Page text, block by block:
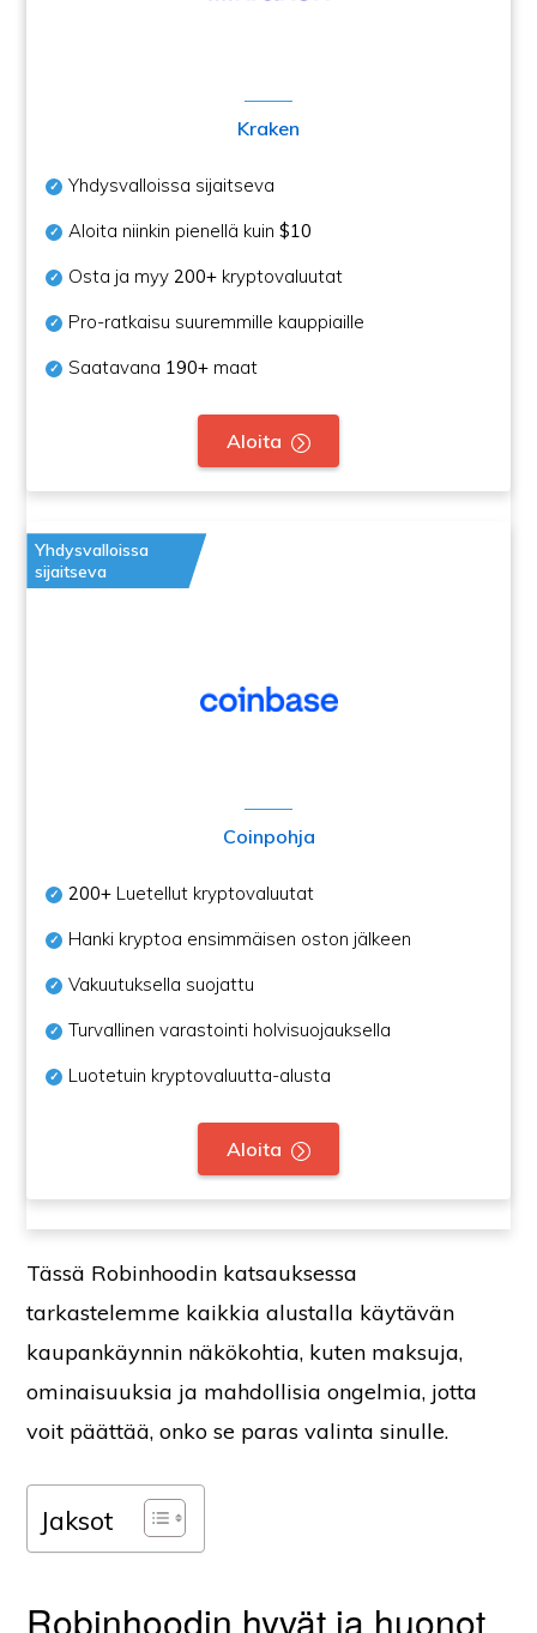
Kraken
Yhdysvalloissa sijaitseva
Aloita niinkin pienellä kuin$10
Osta ja myy200+ kryptovaluutat
Pro-ratkaisu suuremmille kauppiaille
Saatavana 190+ maat
Aloita
Yhdysvalloissa
sijaitseva
Coinpohja
200+ Luetellut kryptovaluutat
Hanki kryptoa ensimmäisen oston jälkeen
Vakuutuksella suojattu
Turvallinen varastointi holvisuojauksella
Luotetuin kryptovaluutta-alusta
Aloita
Tässä Robinhoodin katsauksessa
tarkastelemme kaikkia alustalla käytävän
kaupankäynnin näkökohtia, kuten maksuja,
ominaisuuksia ja mahdollisia ongelmia, jotta
voit päättää, onko se paras valinta sinulle.
Jaksot
Robinhoodin hyvät ja huonot